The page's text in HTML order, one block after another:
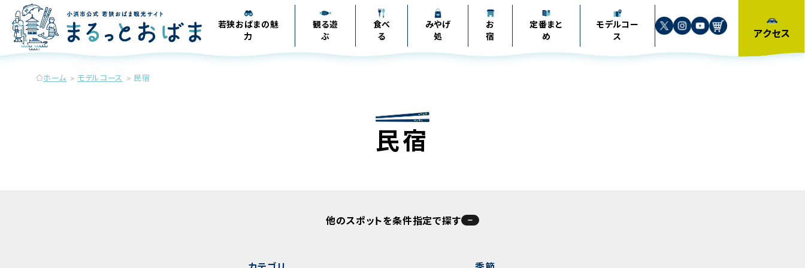
若狭おばまの魅
力
観る遊
ぶ
食べ
る
みやげ
処
お
宿
定番まと
め
モデルコー
ス
アクセス
ホーム モデルコース 民宿
民宿
他のスポットを条件指定で探す